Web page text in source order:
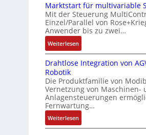
u
s
t
n
d
ü
b
w
e
r
t
o
s
t
i
s
n
s
o
r
-
I
n
e
g
r
t
C
6
2
4
4
3
-
e
r
t
f
Marktstart für multivariable
Mit der Steuerung
Einzel/Parallel von
Anwender bis zu zwei…
Weiterlesen:
M
a
k
t
s
t
a
r
Drahtlose Integration von
Robotik
Die Produktfamilie von
Vernetzung von Maschinen-
Anlagensteuerungen
Fernwartung…
Weiterlesen:
D